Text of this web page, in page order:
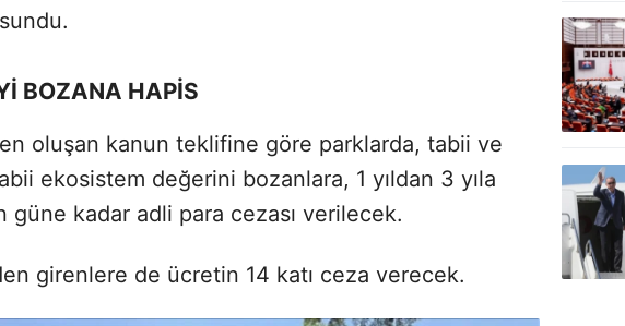
BOZANA HAPİS
oluşan kanun teklifine göre parklarda, tabii ve
ekosistem değerini bozanlara, 1 yıldan 3 yıla
güne kadar adli para cezası verilecek.
girenlere de ücretin 14 katı ceza verecek.